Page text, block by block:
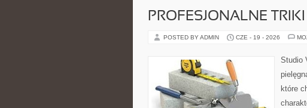
PROFESJONALNE
POSTED BY ADMIN CZE - 19 - 2026
Studio
które